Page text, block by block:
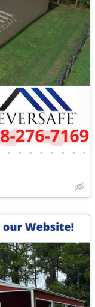
• • • • • • • •